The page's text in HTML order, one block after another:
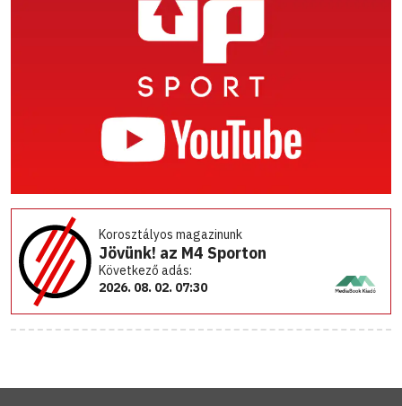
Korosztályos magazinunk
Jövünk! az M4 Sporton
Következő adás:
2026. 08. 02. 07:30